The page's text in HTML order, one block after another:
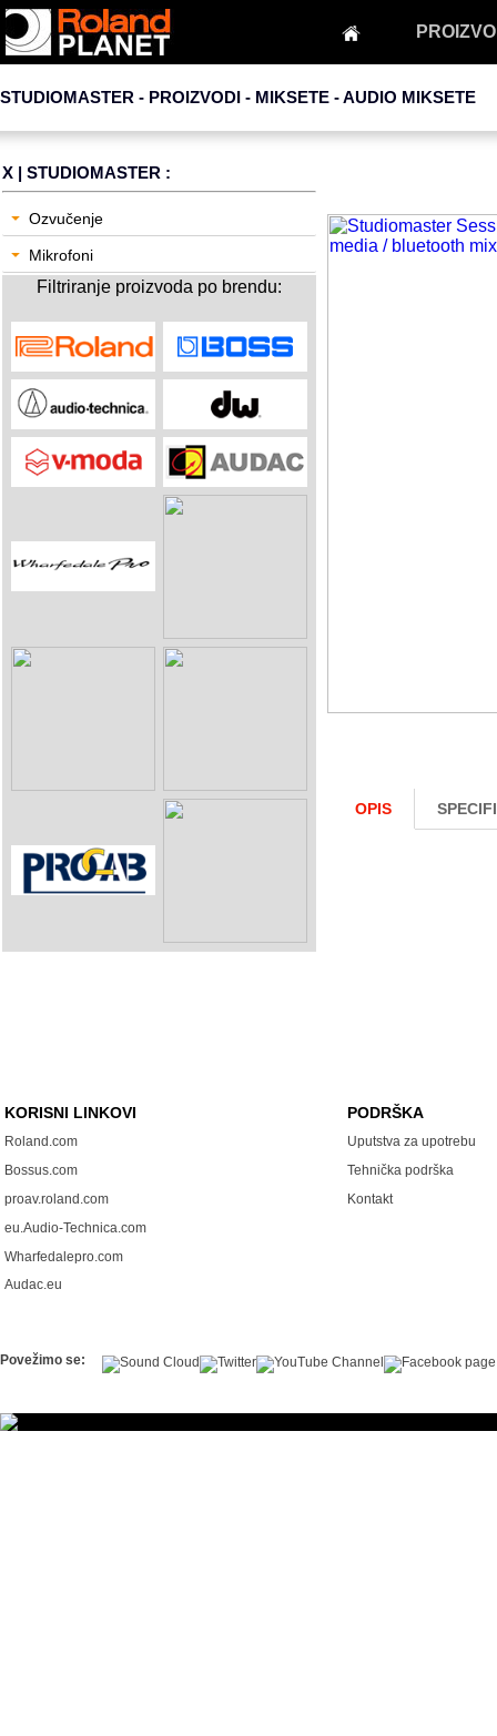
STUDIOMASTER - PROIZVODI - MIKSETE -AUDIO MIKSETE
X | STUDIOMASTER :
Ozvučenje
Mikrofoni
Filtriranje proizvoda po brendu:
OPIS
KORISNI LINKOVI
Roland.com
Bossus.com
proav.roland.com
eu.Audio-Technica.com
Wharfedalepro.com
Audac.eu
PODRŠKA
Uputstva za upotrebu
Tehnička podrška
Kontakt
Povežimo se: